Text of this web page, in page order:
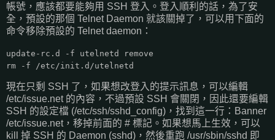
帳號，應該都要能夠用 SSH 登入。登入順利的話，為了安
全，預設的那個 Telnet Daemon 就該關掉了，可以用下面的
命令移除預設的 Telnet daemon：
update-rc.d -f utelnetd remove
rm -f /etc/init.d/utelnetd
現在只剩 SSH 了，如果想改登入的提示訊息，可以編輯
/etc/issue.net 的內容，不過預設 SSH 會關閉，因此還要編輯
SSH 的設定檔 (/etc/ssh/sshd_config)，找到這一行：Banner
/etc/issue.net，移掉前面的 # 標記。如果想馬上生效，可以
kill 掉 SSH 的 Daemon (sshd)，然後重跑 /usr/sbin/sshd 即